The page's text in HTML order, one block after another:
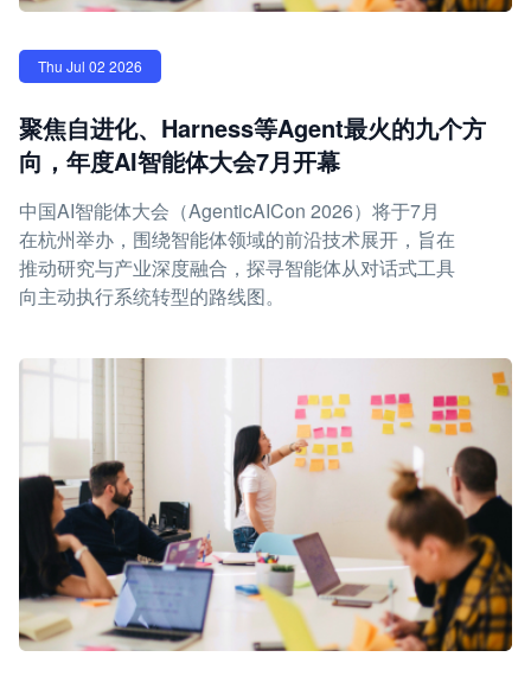
Thu Jul 02 2026
聚焦自进化、Harness等Agent最火的九个方
向，年度AI智能体大会7月开幕
中国AI智能体大会（AgenticAICon 2026）将于7月
在杭州举办，围绕智能体领域的前沿技术展开，旨在
推动研究与产业深度融合，探寻智能体从对话式工具
向主动执行系统转型的路线图。